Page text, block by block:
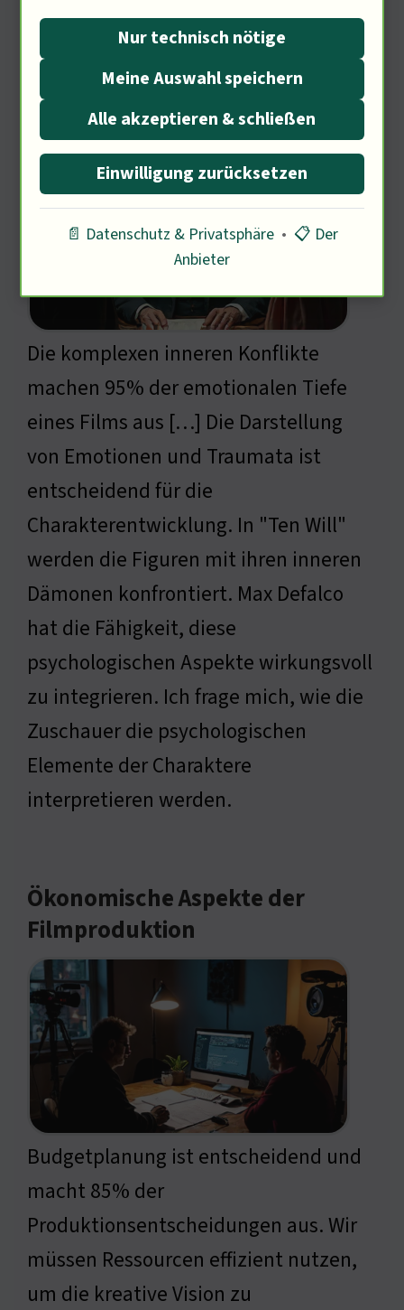
Psyche der Charaktere in "Ten
Will"
Die komplexen inneren Konflikte
machen 95% der emotionalen Tiefe
eines Films aus […] Die Darstellung
von Emotionen und Traumata ist
entscheidend für die
Charakterentwicklung. In "Ten Will"
werden die Figuren mit ihren inneren
Dämonen konfrontiert. Max Defalco
hat die Fähigkeit, diese
psychologischen Aspekte wirkungsvoll
zu integrieren. Ich frage mich, wie die
Zuschauer die psychologischen
Elemente der Charaktere
interpretieren werden.
Ökonomische Aspekte der
Filmproduktion
Budgetplanung ist entscheidend und
macht 85% der
Produktionsentscheidungen aus. Wir
müssen Ressourcen effizient nutzen,
um die kreative Vision zu
Nur technisch nötige
Meine Auswahl speichern
Alle akzeptieren & schließen
Einwilligung zurücksetzen
📄 Datenschutz & Privatsphäre• 📋 Der
Anbieter